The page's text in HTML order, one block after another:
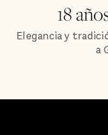
18
Elegancia y
a